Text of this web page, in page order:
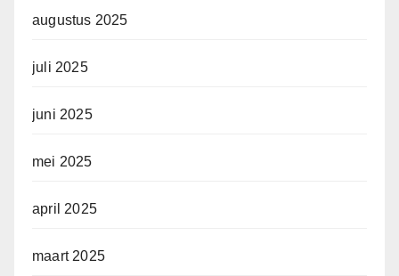
augustus 2025
juli 2025
juni 2025
mei 2025
april 2025
maart 2025